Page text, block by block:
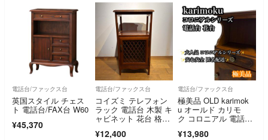
電話台/ファックス台
英国スタイル チェス
ト 電話台/FAX台 W60
¥45,370
電話台/ファックス台
コイズミ テレフォン
ラック 電話台 木製 キ
ャビネット 花台 格
¥12,400
電話台/ファックス台
極美品 OLD karimok
u オールド カリモ
ク コロニアル 電話
¥13,980